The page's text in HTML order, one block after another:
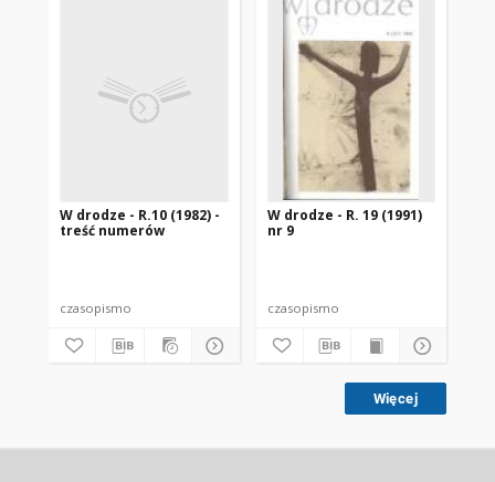
W drodze - R.10 (1982) -
treść numerów
czasopismo
W drodze - R. 19 (1991)
nr 9
czasopismo
Więcej